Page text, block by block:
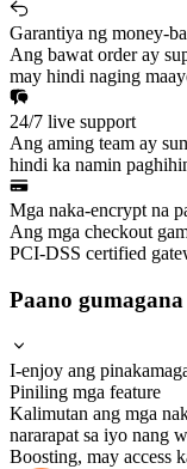
Garantiya ng money-
Ang bawat order ay
may hindi naging
24/7 live support
Ang aming team ay
hindi ka namin
Mga naka-encrypt na
Ang mga checkout
PCI-DSS certified
Paano
I-enjoy ang
Piniling mga feature
Kalimutan ang mga
nararapat sa iyo nang
Boosting, may access